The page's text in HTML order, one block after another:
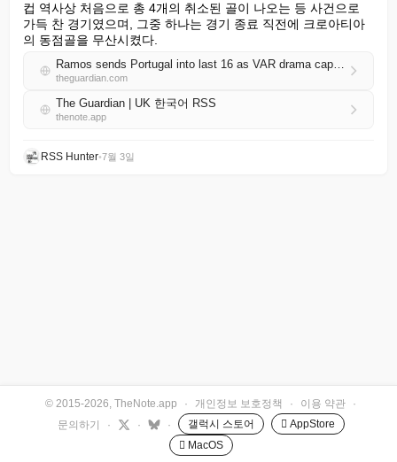
컵 역사상 처음으로 총 4개의 취소된 골이 나오는 등 사건으로
가득 찬 경기였으며, 그중 하나는 경기 종료 직전에 크로아티아
의 동점골을 무산시켰다.
Ramos sends Portugal into last 16 as VAR drama caps wild finish against Croatia
theguardian.com
The Guardian | UK 한국어 RSS
thenote.app
RSS Hunter•7월 3일
© 2015-2026, TheNote.app · 개인정보 보호정책 · 이용 약관
·
문의하기
· · · 갤럭시 스토어
 AppStore
 MacOS